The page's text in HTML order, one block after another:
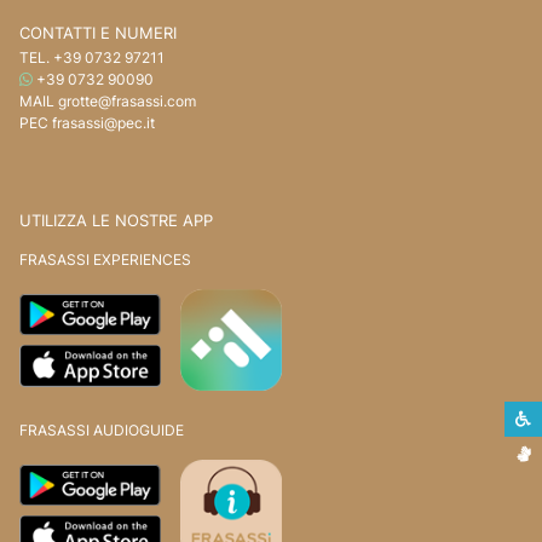
CONTATTI E NUMERI
TEL. +39 0732 97211
WHATSAPP
+39 0732 90090
MAIL grotte@frasassi.com
PEC frasassi@pec.it
UTILIZZA LE NOSTRE APP
FRASASSI EXPERIENCES
FRASASSI AUDIOGUIDE